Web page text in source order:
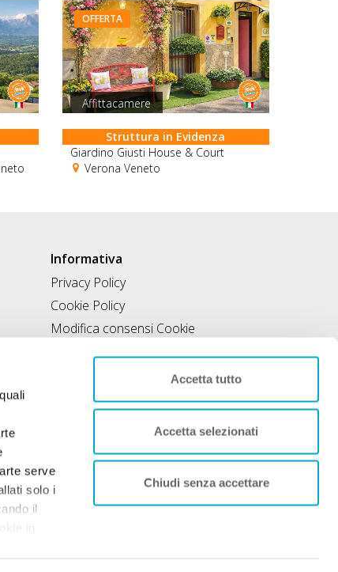
serve
solo i
il
in
Accetta tutto
Accetta selezionati
Chiudi senza accettare
OFFERTA
Affittacamere
Struttura in Evidenza
Giardino Giusti House & Court
Verona Veneto
Informativa
Privacy Policy
Cookie Policy
Modifica consensi Cookie
Contratto di inclusione